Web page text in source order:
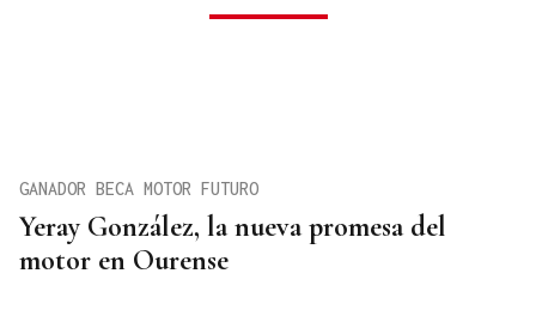
Yeray González, la nueva promesa del
motor en Ourense
GANADOR BECA MOTOR FUTURO